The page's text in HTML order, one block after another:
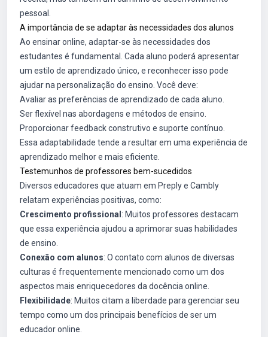
pessoal.
A importância de se adaptar às necessidades dos alunos
Ao ensinar online, adaptar-se às necessidades dos
estudantes é fundamental. Cada aluno poderá apresentar
um estilo de aprendizado único, e reconhecer isso pode
ajudar na personalização do ensino. Você deve:
Avaliar as preferências de aprendizado de cada aluno.
Ser flexível nas abordagens e métodos de ensino.
Proporcionar feedback construtivo e suporte contínuo.
Essa adaptabilidade tende a resultar em uma experiência de
aprendizado melhor e mais eficiente.
Testemunhos de professores bem-sucedidos
Diversos educadores que atuam em Preply e Cambly
relatam experiências positivas, como:
Crescimento profissional : Muitos professores destacam
que essa experiência ajudou a aprimorar suas habilidades
de ensino.
Conexão com alunos: O contato com alunos de diversas
culturas é frequentemente mencionado como um dos
aspectos mais enriquecedores da docência online.
Flexibilidade: Muitos citam a liberdade para gerenciar seu
tempo como um dos principais benefícios de ser um
educador online.